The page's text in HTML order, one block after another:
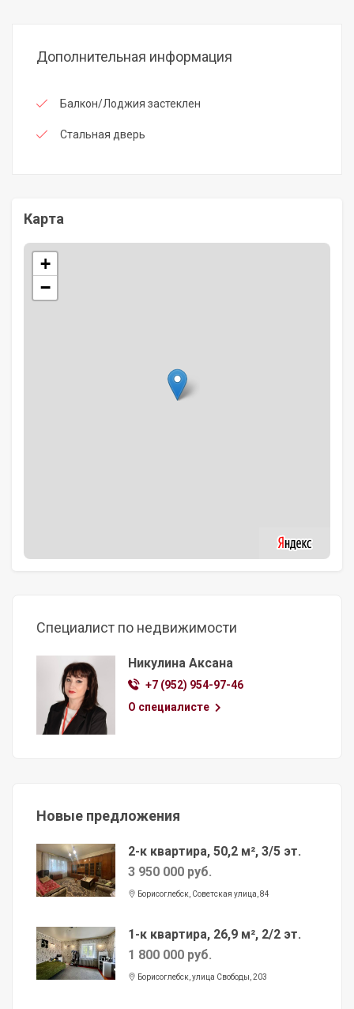
Дополнительная информация
Балкон/Лоджия застеклен
Стальная дверь
Карта
+
−
Специалист по недвижимости
Никулина Аксана
+7 (952) 954-97-46
О специалисте
Новые предложения
2-к квартира, 50,2 м², 3/5 эт.
3 950 000 руб.
Борисоглебск, Советская улица, 84
1-к квартира, 26,9 м², 2/2 эт.
1 800 000 руб.
Борисоглебск, улица Свободы, 203